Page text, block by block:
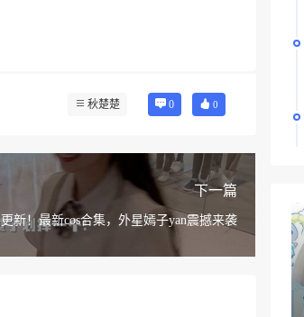
秋楚楚 0 0
下一篇
更新！最新cos合集，外星嫣子yan震撼来袭